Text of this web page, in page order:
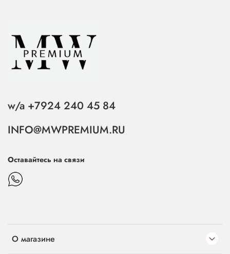
О магазине
w/a +7924 240 45 84
INFO@MWPREMIUM.RU
Оставайтесь на связи